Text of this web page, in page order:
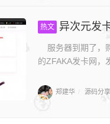
热文 异次元发卡网
服务器到期了，
的ZFAKA发卡网，
郑建华 源码分享